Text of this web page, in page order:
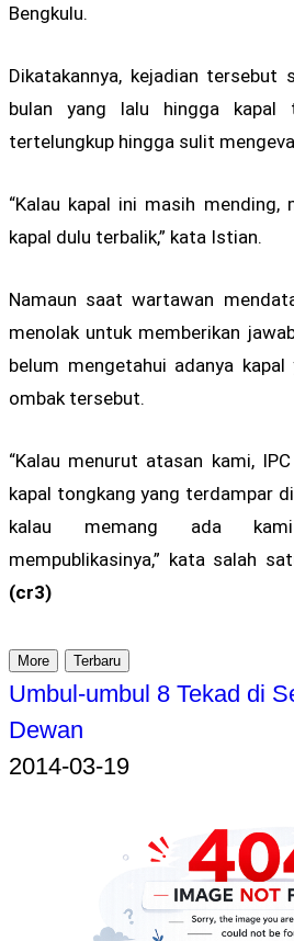
Bengkulu.
Dikatakannya, kejadian tersebut
bulan yang lalu hingga kapal
tertelungkup hingga sulit
“Kalau kapal ini masih mending,
kapal dulu terbalik,” kata Istian.
Namaun saat wartawan
menolak untuk memberikan
belum mengetahui adanya
ombak tersebut.
“Kalau menurut atasan kami,
kapal tongkang yang terdampar
kalau memang ada
mempublikasinya,” kata salah
(cr3)
More Terbaru
Umbul-umbul 8 Tekad di
Dewan
2014-03-19